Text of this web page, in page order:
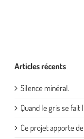
Articles récents
Silence minéral.
Quand le gris se
Ce projet apporte